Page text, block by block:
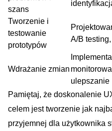
szans
Tworzenie i
testowanie
prototypów
A/B
Wdrażanie zmian
ulepszanie
Pamiętaj, że doskonalenie
celem jest tworzenie ⁢jak
przyjemnej dla użytkownika